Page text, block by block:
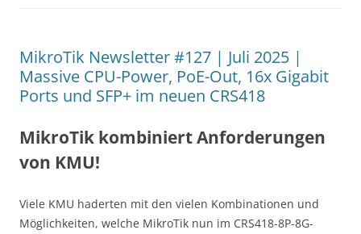
MikroTik Newsletter #127 | Juli 2025 |
Massive CPU-Power, PoE-Out, 16x Gigabit
Ports und SFP+ im neuen CRS418
MikroTik kombiniert Anforderungen
von KMU!
Viele KMU haderten mit den vielen Kombinationen und
Möglichkeiten, welche MikroTik nun im CRS418-8P-8G-